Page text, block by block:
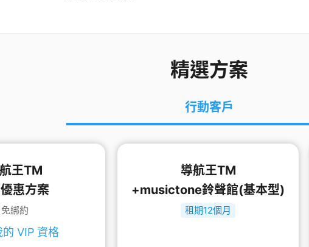
精選方案
行動客戶
王TM
惠方案
免綁約
的 VIP 資格
導航王TM
+musictone鈴聲館(基本型)
租期12個月